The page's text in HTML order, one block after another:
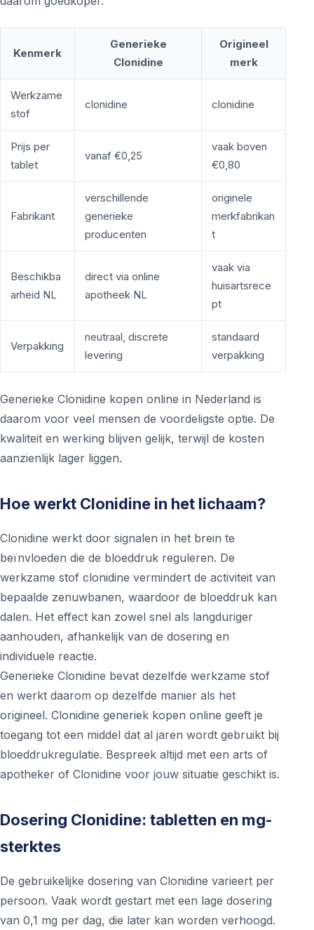
Kenmerk
Generieke
Clonidine
Origineel
merk
Werkzame
stof
clonidine clonidine
Prijs per
tablet
vanaf €0,25
vaak boven
€0,80
Fabrikant
verschillende
generieke
producenten
originele
merkfabrikan
t
Beschikba
arheid NL
direct via online
apotheek NL
vaak via
huisartsrece
pt
Verpakking
neutraal, discrete
levering
standaard
verpakking
Generieke Clonidine kopen online in Nederland is
daarom voor veel mensen de voordeligste optie. De
kwaliteit en werking blijven gelijk, terwijl de kosten
aanzienlijk lager liggen.
Hoe werkt Clonidine in het lichaam?
Clonidine werkt door signalen in het brein te
beïnvloeden die de bloeddruk reguleren. De
werkzame stof clonidine vermindert de activiteit van
bepaalde zenuwbanen, waardoor de bloeddruk kan
dalen. Het effect kan zowel snel als langduriger
aanhouden, afhankelijk van de dosering en
individuele reactie.
Generieke Clonidine bevat dezelfde werkzame stof
en werkt daarom op dezelfde manier als het
origineel. Clonidine generiek kopen online geeft je
toegang tot een middel dat al jaren wordt gebruikt bij
bloeddrukregulatie. Bespreek altijd met een arts of
apotheker of Clonidine voor jouw situatie geschikt is.
Dosering Clonidine: tabletten en mg-
sterktes
De gebruikelijke dosering van Clonidine varieert per
persoon. Vaak wordt gestart met een lage dosering
van 0,1 mg per dag, die later kan worden verhoogd.